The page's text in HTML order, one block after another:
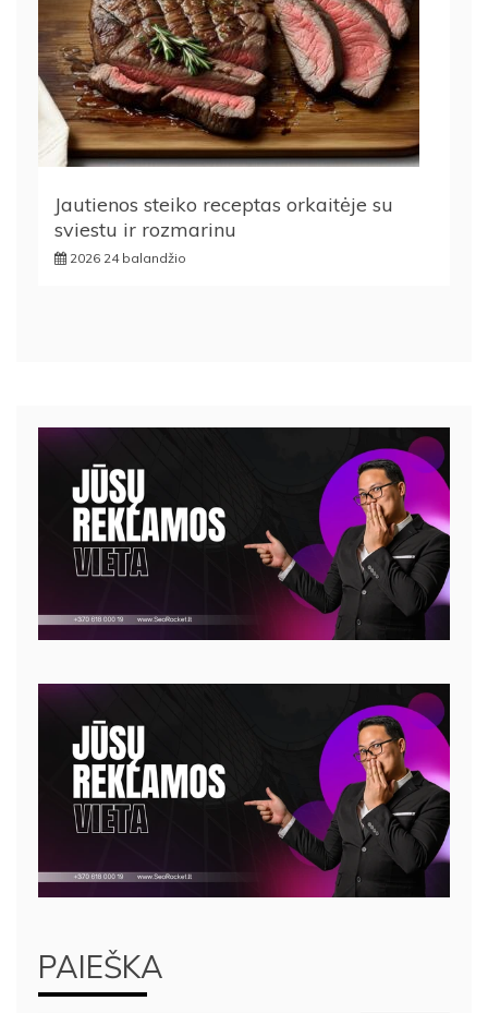
Jautienos steiko receptas orkaitėje su
sviestu ir rozmarinu
2026 24 balandžio
PAIEŠKA